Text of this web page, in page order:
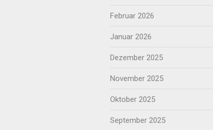
Februar 2026
Januar 2026
Dezember 2025
November 2025
Oktober 2025
September 2025